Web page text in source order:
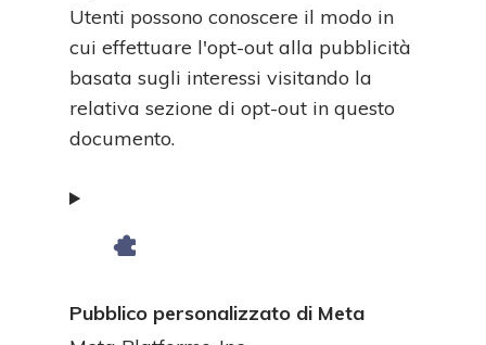
Utenti possono conoscere il modo in
cui effettuare l'opt-out alla pubblicità
basata sugli interessi visitando la
relativa sezione di opt-out in questo
documento.
Pubblico personalizzato di Meta